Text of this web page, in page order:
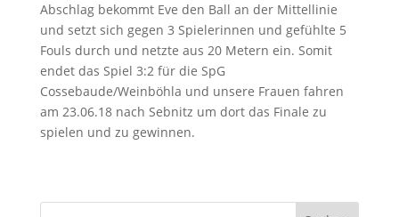
Abschlag bekommt Eve den Ball an der Mittellinie
und setzt sich gegen 3 Spielerinnen und gefühlte 5
Fouls durch und netzte aus 20 Metern ein. Somit
endet das Spiel 3:2 für die SpG
Cossebaude/Weinböhla und unsere Frauen fahren
am 23.06.18 nach Sebnitz um dort das Finale zu
spielen und zu gewinnen.